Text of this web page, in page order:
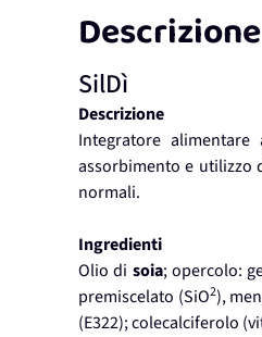
Descrizione
SilDì
Descrizione
Integratore
assorbimento e utilizzo
normali.
Ingredienti
Olio di soia; opercolo:
premiscelato (SiO2),
(E322); colecalciferolo